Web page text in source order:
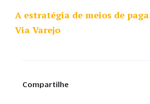
A estratégia de meios de
Via Varejo
Compartilhe